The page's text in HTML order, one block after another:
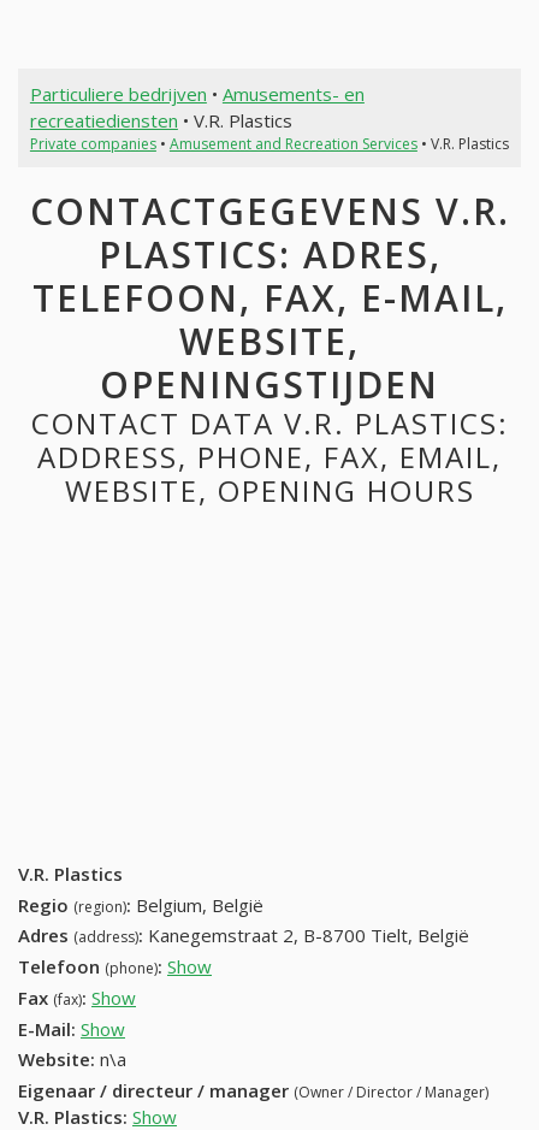
Particuliere bedrijven • Amusements- en
recreatiediensten • V.R. Plastics
Private companies• Amusement and Recreation Services• V.R. Plastics
CONTACTGEGEVENS V.R.
PLASTICS: ADRES,
TELEFOON, FAX, E-MAIL,
WEBSITE,
OPENINGSTIJDEN
CONTACT DATA V.R. PLASTICS:
ADDRESS, PHONE, FAX, EMAIL,
WEBSITE, OPENING HOURS
V.R. Plastics
Regio (region): Belgium, België
Adres (address): Kanegemstraat 2, B-8700 Tielt, België
Telefoon (phone): Show
Fax (fax): Show
E-Mail: Show
Website: n\a
Eigenaar / directeur / manager (Owner / Director / Manager)
V.R. Plastics: Show